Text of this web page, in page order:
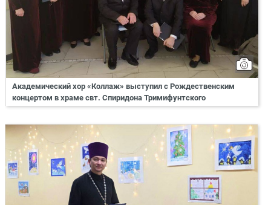
Академический хор «Коллаж» выступил с Рождественским
концертом в храме свт. Спиридона Тримифунтского